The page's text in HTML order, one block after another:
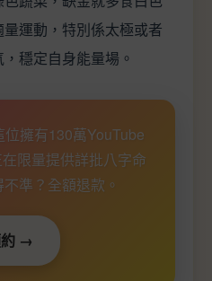
運動，特別係太極或者
穩定自身能量場。
擁有130萬YouTube
限量提供詳批八字命
準？全額退款。
約 →